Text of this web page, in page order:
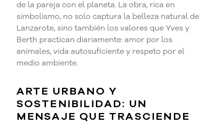
de la pareja con el planeta. La obra, rica en
simbolismo, no solo captura la belleza natural de
Lanzarote, sino también los valores que Yves y
Berth practican diariamente: amor por los
animales, vida autosuficiente y respeto por el
medio ambiente.
ARTE URBANO Y
SOSTENIBILIDAD: UN
MENSAJE QUE TRASCIENDE